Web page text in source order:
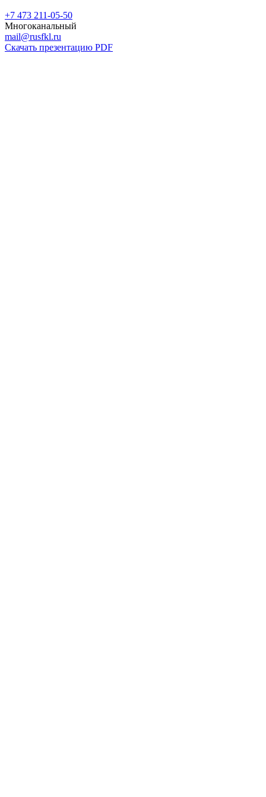
+7 473 211-05-50
Многоканальный
mail@rusfkl.ru
Скачать презентацию PDF